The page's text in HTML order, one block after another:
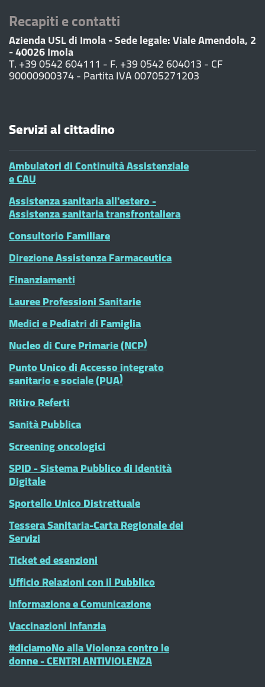
Recapiti e contatti
Azienda USL di Imola - Sede legale: Viale Amendola, 2
- 40026 Imola
T. +39 0542 604111 - F. +39 0542 604013 - CF
90000900374 - Partita IVA 00705271203
Servizi al cittadino
Ambulatori di Continuità Assistenziale
e CAU
Assistenza sanitaria all'estero -
Assistenza sanitaria transfrontaliera
Consultorio Familiare
Direzione Assistenza Farmaceutica
Finanziamenti
Lauree Professioni Sanitarie
Medici e Pediatri di Famiglia
Nucleo di Cure Primarie (NCP)
Punto Unico di Accesso integrato
sanitario e sociale (PUA)
Ritiro Referti
Sanità Pubblica
Screening oncologici
SPID - Sistema Pubblico di Identità
Digitale
Sportello Unico Distrettuale
Tessera Sanitaria-Carta Regionale dei
Servizi
Ticket ed esenzioni
Ufficio Relazioni con il Pubblico
Informazione e Comunicazione
Vaccinazioni Infanzia
#diciamoNo alla Violenza contro le
donne - CENTRI ANTIVIOLENZA